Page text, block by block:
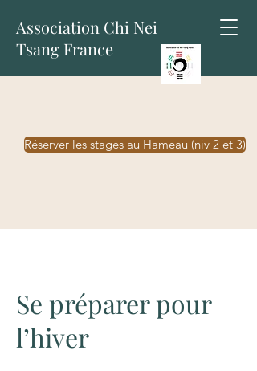
Association Chi Nei
Tsang France
Réserver les stages au Hameau (niv 2 et 3)
Se préparer pour
l’hiver